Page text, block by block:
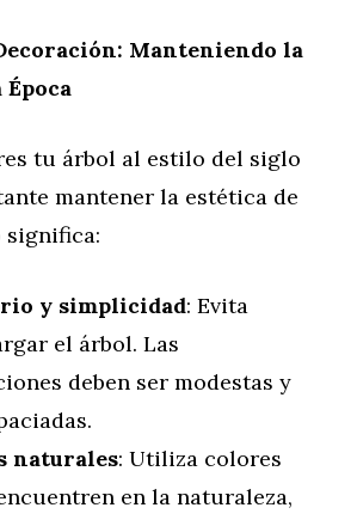
Manteniendo la
tu árbol al estilo del siglo
mantener la estética de
significa:
y simplicidad: Evita
el árbol. Las
deben ser modestas y
naturales: Utiliza colores
en la naturaleza,